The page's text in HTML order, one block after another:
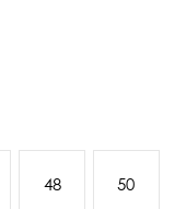
таких как
и много
48 50